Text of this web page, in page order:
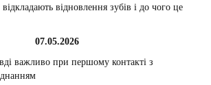
відновлення зубів і до чого це
07.05.2026
важливо при першому контакті з